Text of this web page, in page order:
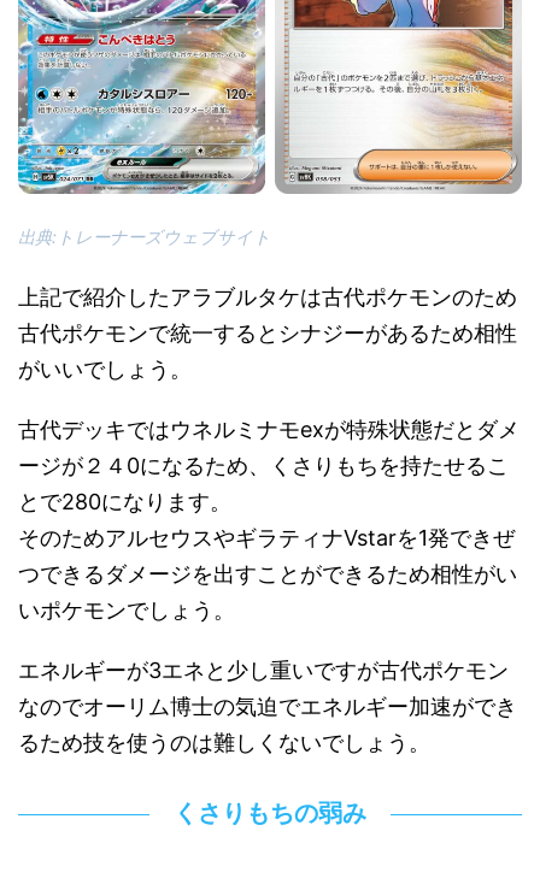
出典:トレーナーズウェブサイト
上記で紹介したアラブルタケは古代ポケモンのため
古代ポケモンで統一するとシナジーがあるため相性
がいいでしょう。
古代デッキではウネルミナモexが特殊状態だとダメ
ージが２４0になるため、くさりもちを持たせるこ
とで280になります。
そのためアルセウスやギラティナVstarを1発できぜ
つできるダメージを出すことができるため相性がい
いポケモンでしょう。
エネルギーが3エネと少し重いですが古代ポケモン
なのでオーリム博士の気迫でエネルギー加速ができ
るため技を使うのは難しくないでしょう。
くさりもちの弱み